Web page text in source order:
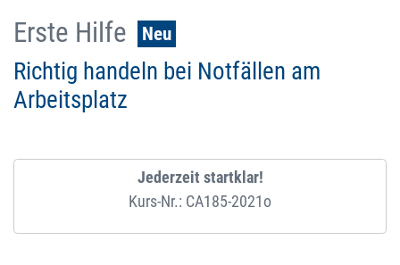
Erste Hilfe Neu
Richtig handeln bei Notfällen am
Arbeitsplatz
Jederzeit startklar!
Kurs-Nr.: CA185-2021o